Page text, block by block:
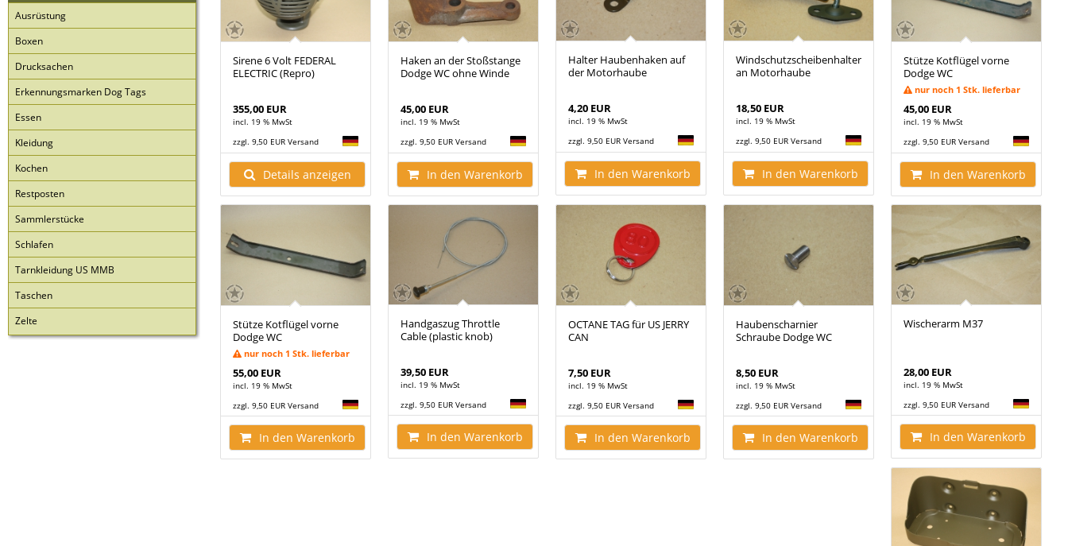
Ausrüstung
Boxen
Drucksachen
Erkennungsmarken Dog Tags
Essen
Kleidung
Kochen
Restposten
Sammlerstücke
Schlafen
Tarnkleidung US MMB
Taschen
Zelte
Sirene 6 Volt FEDERAL
ELECTRIC (Repro)
355,00 EUR
incl. 19 % MwSt
zzgl. 9,50 EUR Versand
Details anzeigen
Haken an der Stoßstange
Dodge WC ohne Winde
45,00 EUR
incl. 19 % MwSt
zzgl. 9,50 EUR Versand
In den Warenkorb
Halter Haubenhaken auf
der Motorhaube
4,20 EUR
incl. 19 % MwSt
zzgl. 9,50 EUR Versand
In den Warenkorb
Windschutzscheibenhalter
an Motorhaube
18,50 EUR
incl. 19 % MwSt
zzgl. 9,50 EUR Versand
In den Warenkorb
Stütze Kotflügel vorne
Dodge WC
nur noch 1 Stk. lieferbar
45,00 EUR
incl. 19 % MwSt
zzgl. 9,50 EUR Versand
In den Warenkorb
Stütze Kotflügel vorne
Dodge WC
nur noch 1 Stk. lieferbar
55,00 EUR
incl. 19 % MwSt
zzgl. 9,50 EUR Versand
In den Warenkorb
Handgaszug Throttle
Cable (plastic knob)
39,50 EUR
incl. 19 % MwSt
zzgl. 9,50 EUR Versand
In den Warenkorb
OCTANE TAG für US JERRY
CAN
7,50 EUR
incl. 19 % MwSt
zzgl. 9,50 EUR Versand
In den Warenkorb
Haubenscharnier
Schraube Dodge WC
8,50 EUR
incl. 19 % MwSt
zzgl. 9,50 EUR Versand
In den Warenkorb
Wischerarm M37
28,00 EUR
incl. 19 % MwSt
zzgl. 9,50 EUR Versand
In den Warenkorb